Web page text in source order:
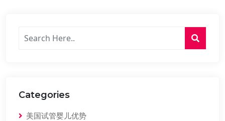
Categories
美国试管婴儿优势